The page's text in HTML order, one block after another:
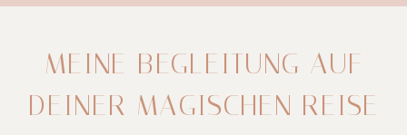
MEINE BEGLEITUNG AUF
DEINER MAGISCHEN REISE